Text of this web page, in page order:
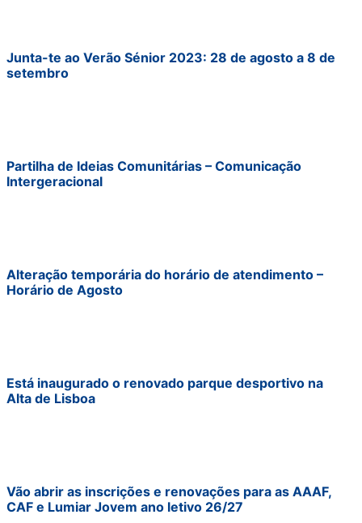
Junta-te ao Verão Sénior 2023: 28 de agosto a 8 de
setembro
Partilha de Ideias Comunitárias – Comunicação
Intergeracional
Alteração temporária do horário de atendimento –
Horário de Agosto
Está inaugurado o renovado parque desportivo na
Alta de Lisboa
Vão abrir as inscrições e renovações para as AAAF,
CAF e Lumiar Jovem ano letivo 26/27